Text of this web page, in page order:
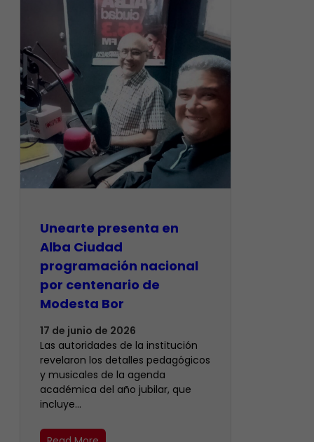
​Unearte presenta en
Alba Ciudad
programación nacional
por centenario de
Modesta Bor
17 de junio de 2026
Las autoridades de la institución
revelaron los detalles pedagógicos
y musicales de la agenda
académica del año jubilar, que
incluye…